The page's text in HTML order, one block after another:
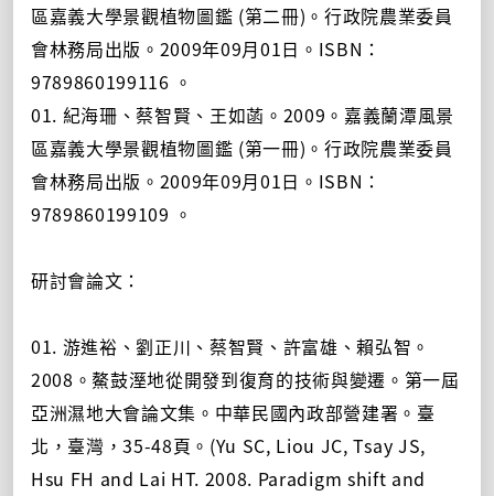
區嘉義大學景觀植物圖鑑 (第二冊)。行政院農業委員
會林務局出版。2009年09月01日。ISBN：
9789860199116 。
01. 紀海珊、蔡智賢、王如菡。2009。嘉義蘭潭風景
區嘉義大學景觀植物圖鑑 (第一冊)。行政院農業委員
會林務局出版。2009年09月01日。ISBN：
9789860199109 。
研討會論文：
01. 游進裕、劉正川、蔡智賢、許富雄、賴弘智。
2008。鰲鼓溼地從開發到復育的技術與變遷。第一屆
亞洲濕地大會論文集。中華民國內政部營建署。臺
北，臺灣，35-48頁。(Yu SC, Liou JC, Tsay JS,
Hsu FH and Lai HT. 2008. Paradigm shift and